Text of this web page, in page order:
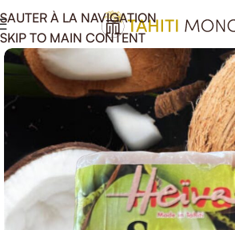
SAUTER À LA NAVIGATION
SKIP TO MAIN CONTENT